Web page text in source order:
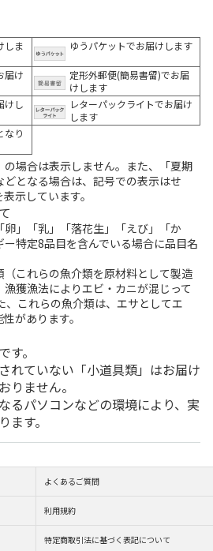
しま
ゆうパケットでお届けします
届け
定形外郵便(簡易書留)でお届
けします
けし
レターパックライトでお届け
します
なり
場合は表示しません。また、「夏期
となる場合は、記号での表示はせ
示しています。
」「乳」「落花生」「えび」「か
特定8品目を含んでいる場合に品目名
これらの魚介類を原材料として製造
獲漁法によりエビ・カニが混じって
、これらの魚介類は、エサとしてエ
があります。
。
れていない「小道具類」はお届け
りません。
るパソコンなどの環境により、実
ます。
よくあるご質問
利用規約
特定商取引法に基づく表記について